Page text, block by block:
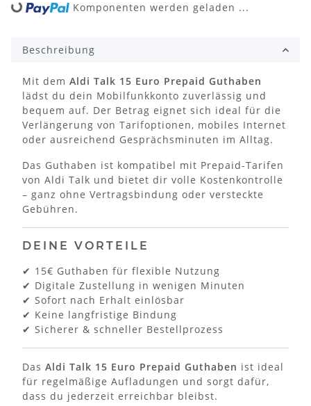
Loading... Komponenten werden geladen ...
Beschreibung
Mit dem Aldi Talk 15 Euro Prepaid Guthaben
lädst du dein Mobilfunkkonto zuverlässig und
bequem auf. Der Betrag eignet sich ideal für die
Verlängerung von Tarifoptionen, mobiles Internet
oder ausreichend Gesprächsminuten im Alltag.
Das Guthaben ist kompatibel mit Prepaid-Tarifen
von Aldi Talk und bietet dir volle Kostenkontrolle
– ganz ohne Vertragsbindung oder versteckte
Gebühren.
DEINE VORTEILE
✔ 15€ Guthaben für flexible Nutzung
✔ Digitale Zustellung in wenigen Minuten
✔ Sofort nach Erhalt einlösbar
✔ Keine langfristige Bindung
✔ Sicherer & schneller Bestellprozess
Das Aldi Talk 15 Euro Prepaid Guthaben ist ideal
für regelmäßige Aufladungen und sorgt dafür,
dass du jederzeit erreichbar bleibst.